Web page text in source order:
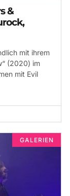
&
mit ihrem
(2020) im
mit Evil
GALERIEN